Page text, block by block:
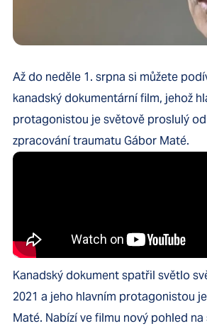
Až do neděle 1. srpna si můžete
kanadský dokumentární film, jehož
protagonistou je světově proslulý
zpracování traumatu Gábor Maté.
Kanadský dokument spatřil světlo
2021 a jeho hlavním protagonistou
Maté. Nabízí ve filmu nový pohled na